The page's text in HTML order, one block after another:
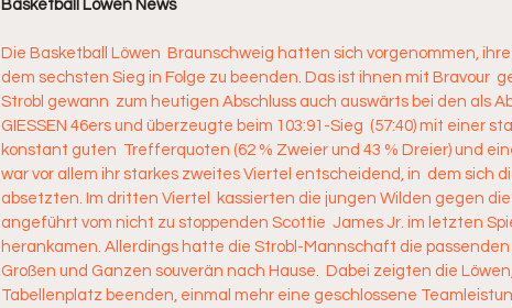
Basketball Löwen News
Die Basketball Löwen  Braunschweig hatten sich vorgenommen,
dem sechsten Sieg in Folge zu beenden. Das ist ihnen mit Bravour
Strobl gewann  zum heutigen Abschluss auch auswärts bei den als
GIESSEN 46ers und überzeugte beim 103:91-Sieg  (57:40) mit einer
konstant guten  Trefferquoten (62 % Zweier und 43 % Dreier) und
war vor allem ihr starkes zweites Viertel entscheidend, in  dem sich
absetzten. Im dritten Viertel  kassierten die jungen Wilden gegen
angeführt vom nicht zu stoppenden Scottie  James Jr. im letzten
herankamen. Allerdings hatte die Strobl-Mannschaft die
Großen und Ganzen souverän nach Hause.  Dabei zeigten die
Tabellenplatz beenden, einmal mehr eine geschlossene